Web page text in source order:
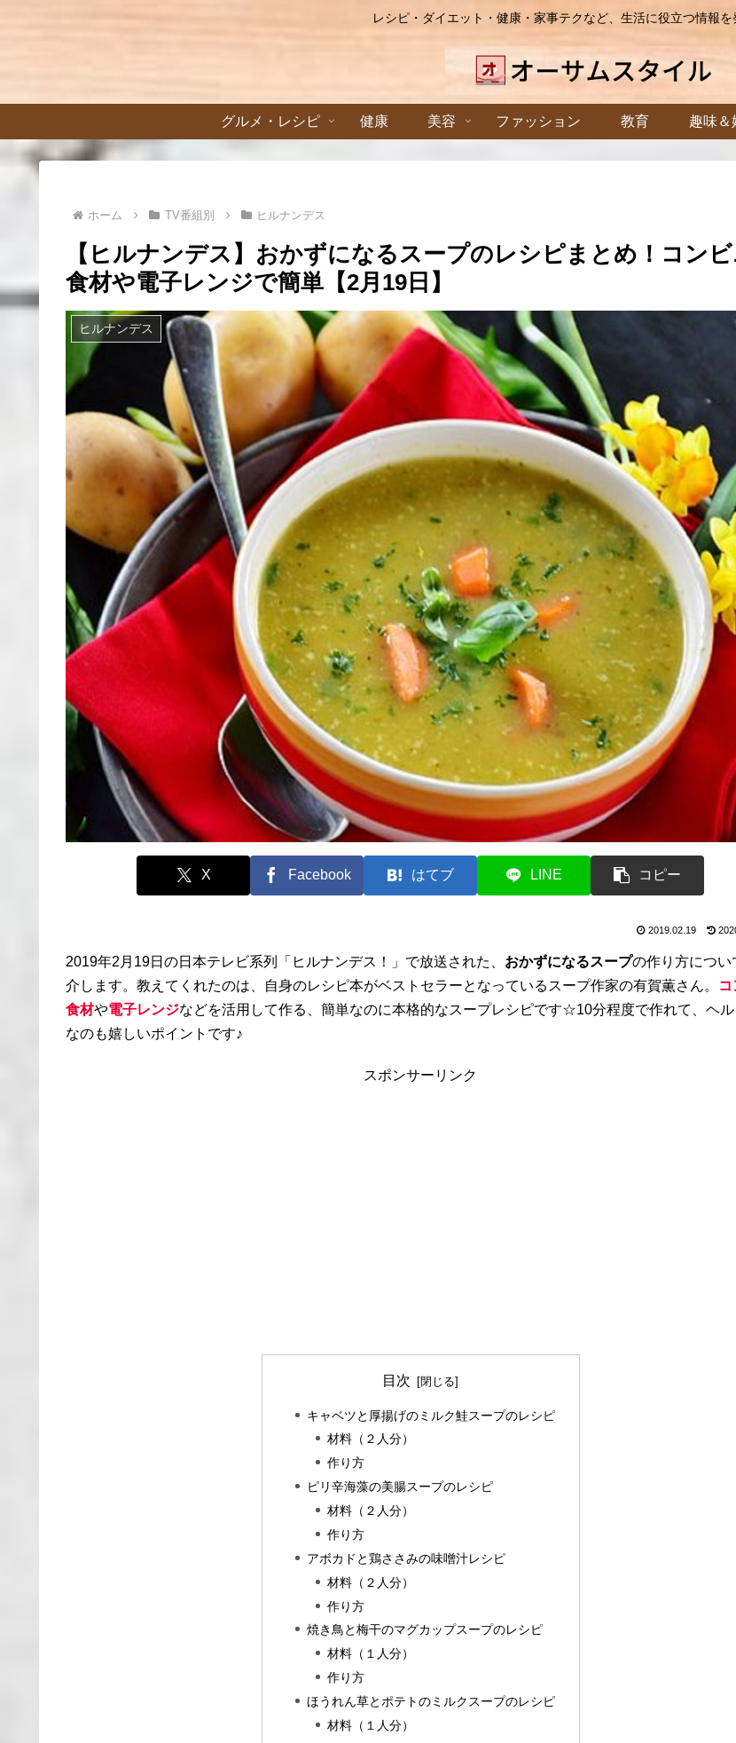
レシピ・ダイエット・健康・家事テクなど、生活に役立つ情報を
グルメ・レシピ 健康 美容 ファッション 教育 趣味＆
ホーム TV番組別 ヒルナンデス
【ヒルナンデス】おかずになるスープのレシピまとめ！コン
食材や電子レンジで簡単【2月19日】
ヒルナンデス
X Facebook はてブ LINE コピー
2019.02.19
2019年2月19日の日本テレビ系列「ヒルナンデス！」で放送された、 おかずになるスープの作り方につい
介します。教えてくれたのは、自身のレシピ本がベストセラーとなっているスープ作家の有賀薫さん。
食材や電子レンジなどを活用して作る、簡単なのに本格的なスープレシピです☆10分程度で作れて、ヘル
なのも嬉しいポイントです♪
スポンサーリンク
目次
キャベツと厚揚げのミルク鮭スープのレシピ
材料（２人分）
作り方
ピリ辛海藻の美腸スープのレシピ
材料（２人分）
作り方
アボカドと鶏ささみの味噌汁レシピ
材料（２人分）
作り方
焼き鳥と梅干のマグカップスープのレシピ
材料（１人分）
作り方
ほうれん草とポテトのミルクスープのレシピ
材料（１人分）